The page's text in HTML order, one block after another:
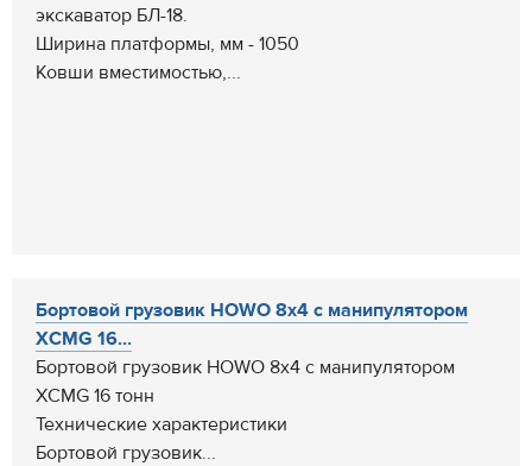
экскаватор БЛ-18.
Ширина платформы, мм - 1050
Ковши вместимостью,...
Бортовой грузовик HOWO 8x4 с манипулятором
XCMG 16...
Бортовой грузовик HOWO 8x4 с манипулятором
XCMG 16 тонн
Технические характеристики
Бортовой грузовик...